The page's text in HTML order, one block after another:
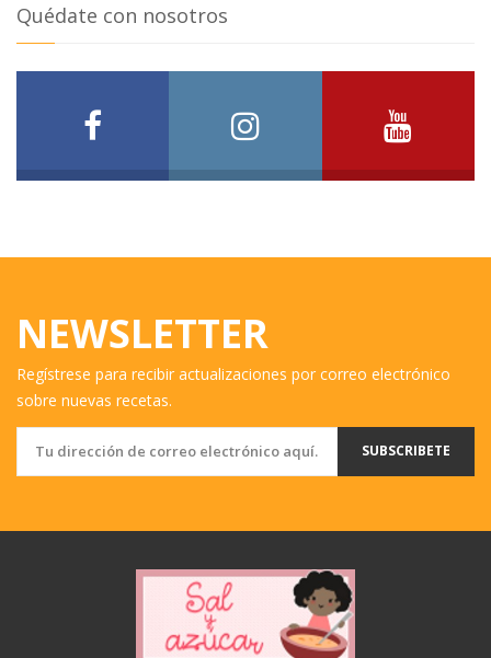
Quédate con nosotros
NEWSLETTER
Regístrese para recibir actualizaciones por correo electrónico
sobre nuevas recetas.
SUBSCRIBETE